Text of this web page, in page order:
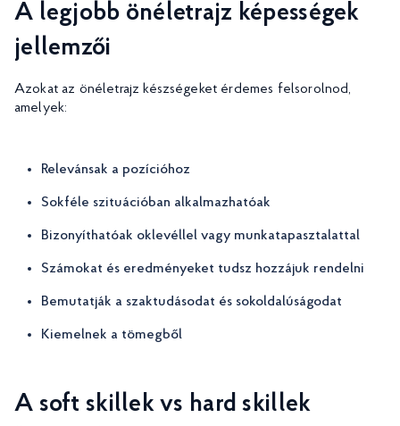
A legjobb önéletrajz képességek
jellemzői
Azokat az önéletrajz készségeket érdemes felsorolnod,
amelyek:
Relevánsak a pozícióhoz
Sokféle szituációban alkalmazhatóak
Bizonyíthatóak oklevéllel vagy munkatapasztalattal
Számokat és eredményeket tudsz hozzájuk rendelni
Bemutatják a szaktudásodat és sokoldalúságodat
Kiemelnek a tömegből
A soft skillek vs hard skillek